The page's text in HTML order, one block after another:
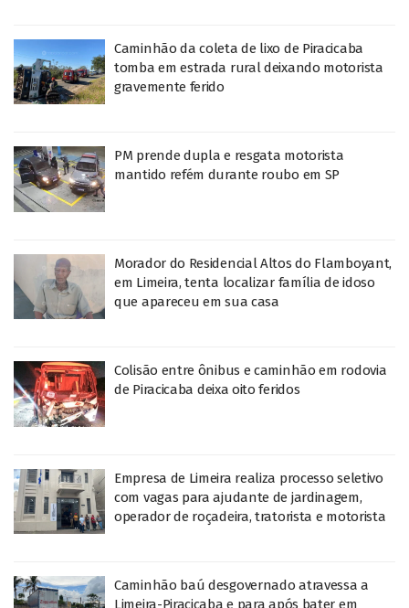
Caminhão da coleta de lixo de Piracicaba
tomba em estrada rural deixando motorista
gravemente ferido
PM prende dupla e resgata motorista
mantido refém durante roubo em SP
Morador do Residencial Altos do Flamboyant,
em Limeira, tenta localizar família de idoso
que apareceu em sua casa
Colisão entre ônibus e caminhão em rodovia
de Piracicaba deixa oito feridos
Empresa de Limeira realiza processo seletivo
com vagas para ajudante de jardinagem,
operador de roçadeira, tratorista e motorista
Caminhão baú desgovernado atravessa a
Limeira-Piracicaba e para após bater em